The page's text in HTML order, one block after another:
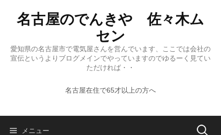
プ
名古屋のでんきや 佐々木ム
セン
愛知県の名古屋市で電気屋さんを営んでいます、ここでは会社の
宣伝というよりブログメインでやっていますのでゆるーく見てい
ただければ・・
名古屋在住で65才以上の方へ
メニュー 検